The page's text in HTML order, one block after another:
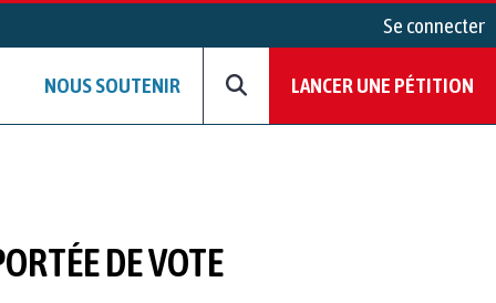
Se connecter
NOUS SOUTENIR LANCER UNE PÉTITION
DE VOTE